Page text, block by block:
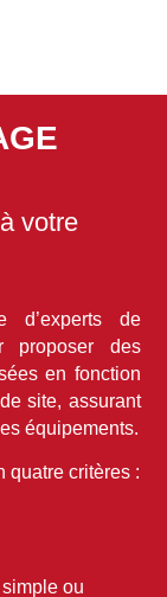
votre
d’experts de
proposer des
en fonction
site, assurant
équipements.
quatre critères :
ou